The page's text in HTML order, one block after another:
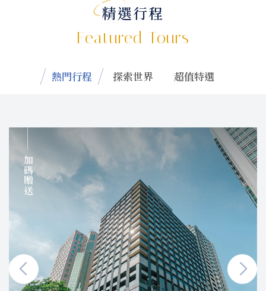
精選行程
Featured Tours
熱門行程 探索世界 超值特選
加碼贈送